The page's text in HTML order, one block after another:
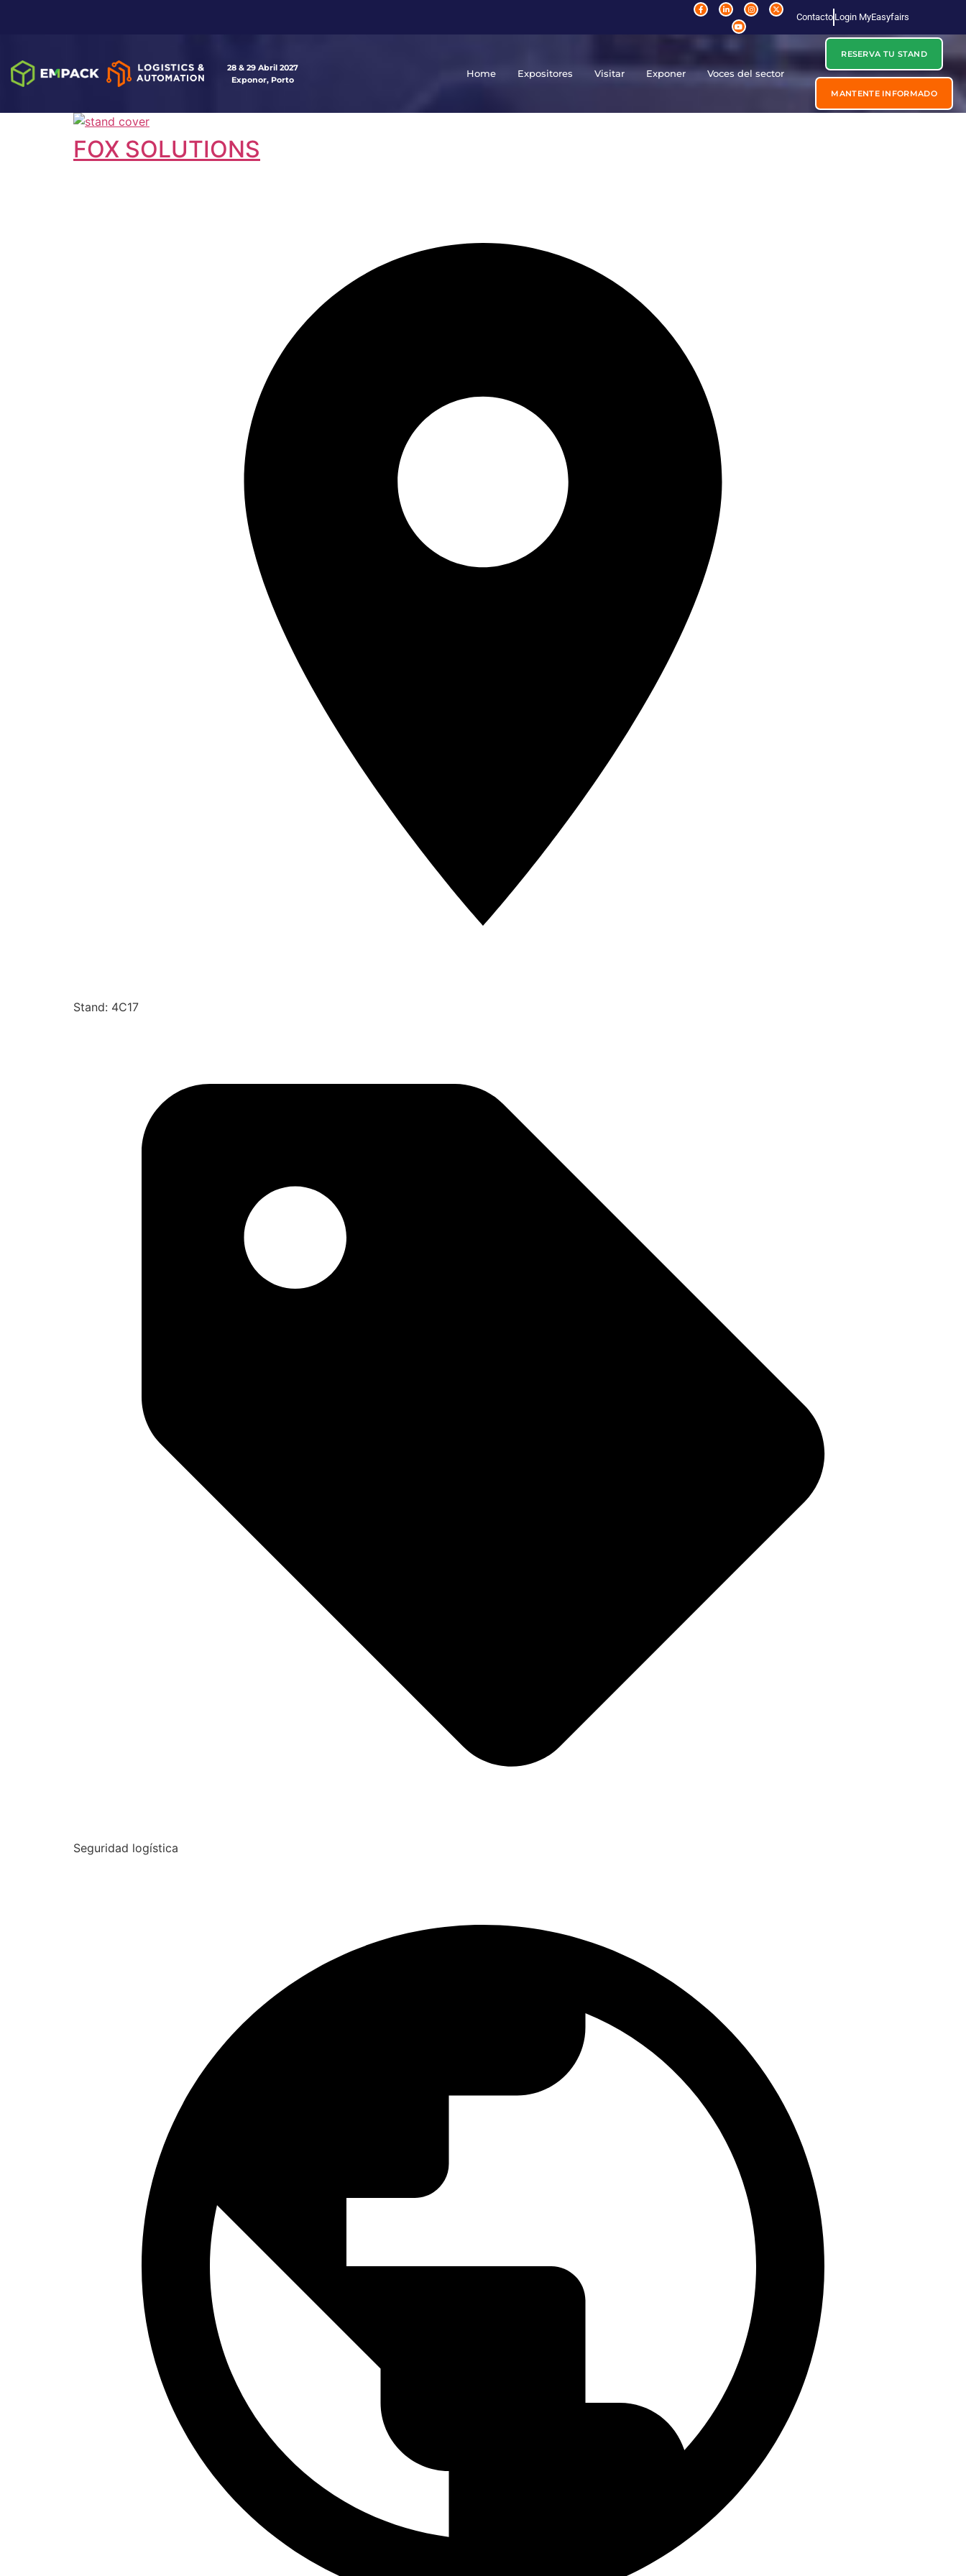
Contacto Login MyEasyfairs
28 & 29 Abril 2027
Exponor, Porto
Home Expositores Visitar Exponer Voces del sector
RESERVA TU STAND
MANTENTE INFORMADO
FOX SOLUTIONS
Stand: 4C17
Seguridad logística